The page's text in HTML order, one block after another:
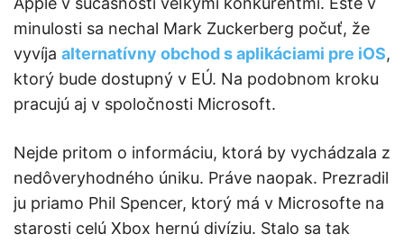
minulosti sa nechal Mark Zuckerberg počuť, že
vyvíja alternatívny obchod s aplikáciami pre iOS,
ktorý bude dostupný v EÚ. Na podobnom kroku
pracujú aj v spoločnosti Microsoft.
Nejde pritom o informáciu, ktorá by vychádzala z
nedôveryhodného úniku. Práve naopak. Prezradil
ju priamo Phil Spencer, ktorý má v Microsofte na
starosti celú Xbox hernú divíziu. Stalo sa tak